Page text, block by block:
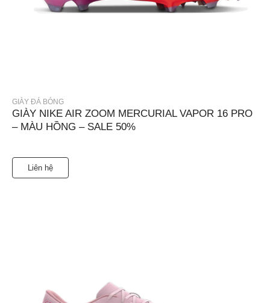
GIÀY ĐÁ BÓNG
GIÀY NIKE AIR ZOOM MERCURIAL VAPOR 16 PRO
– MÀU HỒNG – SALE 50%
Liên hệ